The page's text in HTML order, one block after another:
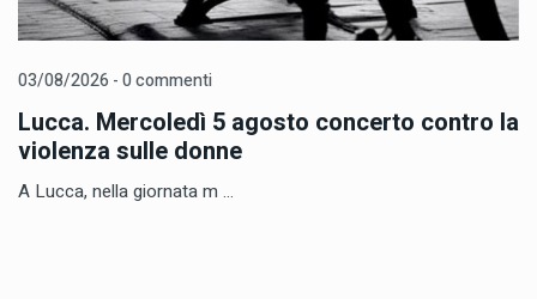
03/08/2026 - 0 commenti
Lucca. Mercoledì 5 agosto concerto contro la
violenza sulle donne
A Lucca, nella giornata m ...